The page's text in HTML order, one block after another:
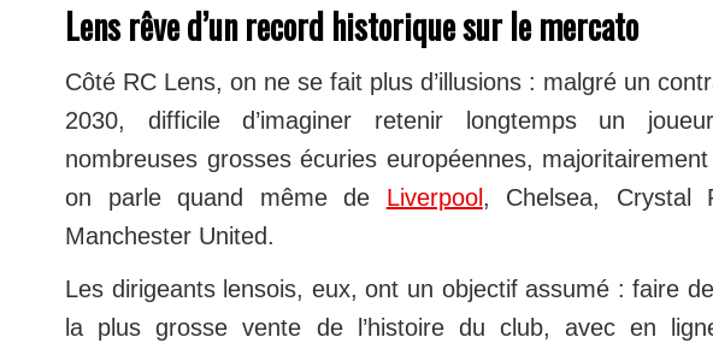
Lens rêve d’un record historique sur le mercato
Côté RC Lens, on ne se fait plus d’illusions : malgré un
2030, difficile d’imaginer retenir longtemps un
nombreuses grosses écuries européennes,
on parle quand même de Liverpool , Chelsea, Crystal
Manchester United.
Les dirigeants lensois, eux, ont un objectif assumé : faire
la plus grosse vente de l’histoire du club, avec en